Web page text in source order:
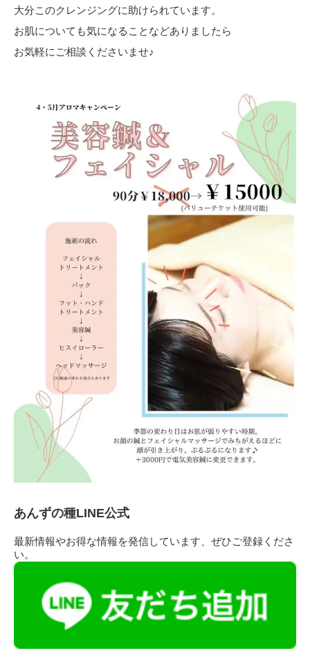
大分このクレンジングに助けられています。
お肌についても気になることなどありましたら
お気軽にご相談くださいませ♪
あんずの種LINE公式
最新情報やお得な情報を発信しています、ぜひご登録くださ
い。